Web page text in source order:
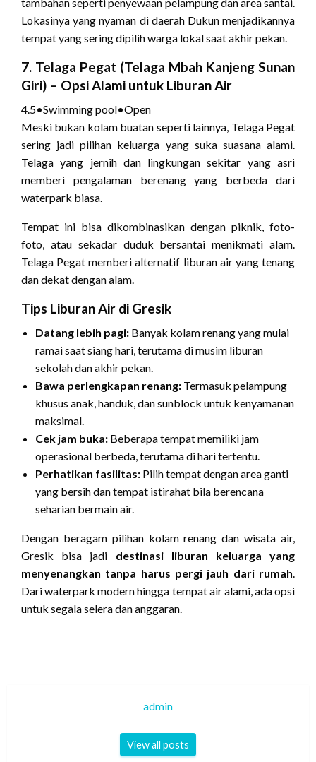
tambahan seperti penyewaan pelampung dan area santai.
Lokasinya yang nyaman di daerah Dukun menjadikannya
tempat yang sering dipilih warga lokal saat akhir pekan.
7. Telaga Pegat (Telaga Mbah Kanjeng Sunan
Giri) – Opsi Alami untuk Liburan Air
4.5•Swimming pool•Open
Meski bukan kolam buatan seperti lainnya, Telaga Pegat
sering jadi pilihan keluarga yang suka suasana alami.
Telaga yang jernih dan lingkungan sekitar yang asri
memberi pengalaman berenang yang berbeda dari
waterpark biasa.
Tempat ini bisa dikombinasikan dengan piknik, foto-
foto, atau sekadar duduk bersantai menikmati alam.
Telaga Pegat memberi alternatif liburan air yang tenang
dan dekat dengan alam.
Tips Liburan Air di Gresik
Datang lebih pagi: Banyak kolam renang yang mulai
ramai saat siang hari, terutama di musim liburan
sekolah dan akhir pekan.
Bawa perlengkapan renang: Termasuk pelampung
khusus anak, handuk, dan sunblock untuk kenyamanan
maksimal.
Cek jam buka: Beberapa tempat memiliki jam
operasional berbeda, terutama di hari tertentu.
Perhatikan fasilitas: Pilih tempat dengan area ganti
yang bersih dan tempat istirahat bila berencana
seharian bermain air.
Dengan beragam pilihan kolam renang dan wisata air,
Gresik bisa jadi destinasi liburan keluarga yang
menyenangkan tanpa harus pergi jauh dari rumah.
Dari waterpark modern hingga tempat air alami, ada opsi
untuk segala selera dan anggaran.
admin
View all posts